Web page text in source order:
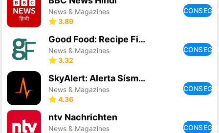
News & Magazines
3.89
Good Food: Recipe Finder
News & Magazines
3.32
SkyAlert: Alerta Sísmica
News & Magazines
4.36
ntv Nachrichten
News & Magazines